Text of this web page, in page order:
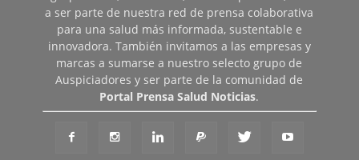
a ser parte de nuestra red de prensa colaborativa
para una salud más informada, sustentable e
innovadora. También invitamos a las empresas y
marcas a sumarse a nuestro selecto grupo de
Auspiciadores y ser parte de la comunidad de
Portal Prensa Salud Noticias.